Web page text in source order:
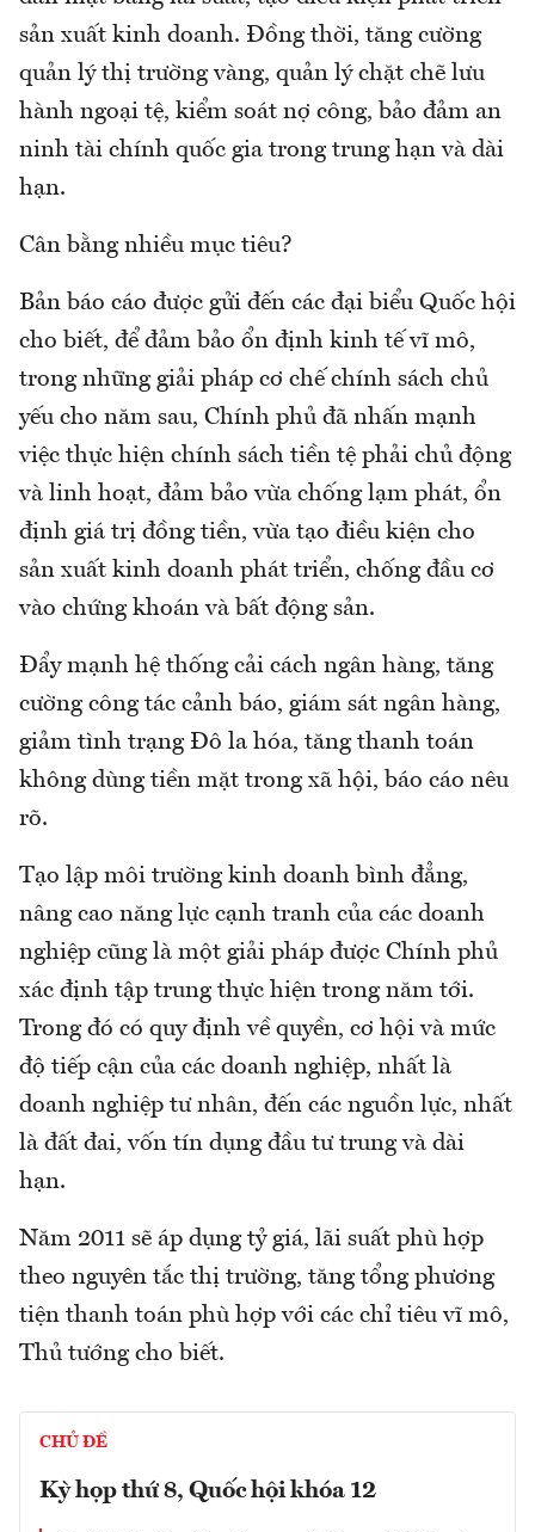
sản xuất kinh doanh. Đồng thời, tăng cường
quản lý thị trường vàng, quản lý chặt chẽ lưu
hành ngoại tệ, kiểm soát nợ công, bảo đảm an
ninh tài chính quốc gia trong trung hạn và dài
hạn.
Cân bằng nhiều mục tiêu?
Bản báo cáo được gửi đến các đại biểu Quốc hội
cho biết, để đảm bảo ổn định kinh tế vĩ mô,
trong những giải pháp cơ chế chính sách chủ
yếu cho năm sau, Chính phủ đã nhấn mạnh
việc thực hiện chính sách tiền tệ phải chủ động
và linh hoạt, đảm bảo vừa chống lạm phát, ổn
định giá trị đồng tiền, vừa tạo điều kiện cho
sản xuất kinh doanh phát triển, chống đầu cơ
vào chứng khoán và bất động sản.
Đẩy mạnh hệ thống cải cách ngân hàng, tăng
cường công tác cảnh báo, giám sát ngân hàng,
giảm tình trạng Đô la hóa, tăng thanh toán
không dùng tiền mặt trong xã hội, báo cáo nêu
rõ.
Tạo lập môi trường kinh doanh bình đẳng,
nâng cao năng lực cạnh tranh của các doanh
nghiệp cũng là một giải pháp được Chính phủ
xác định tập trung thực hiện trong năm tới.
Trong đó có quy định về quyền, cơ hội và mức
độ tiếp cận của các doanh nghiệp, nhất là
doanh nghiệp tư nhân, đến các nguồn lực, nhất
là đất đai, vốn tín dụng đầu tư trung và dài
hạn.
Năm 2011 sẽ áp dụng tỷ giá, lãi suất phù hợp
theo nguyên tắc thị trường, tăng tổng phương
tiện thanh toán phù hợp với các chỉ tiêu vĩ mô,
Thủ tướng cho biết.
CHỦ ĐỀ
Kỳ họp thứ 8, Quốc hội khóa 12